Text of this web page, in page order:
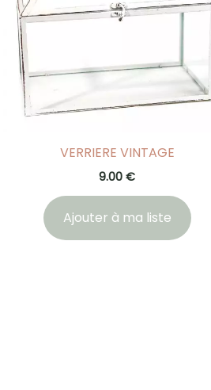
VERRIERE VINTAGE
9.00€
Ajouter à ma liste